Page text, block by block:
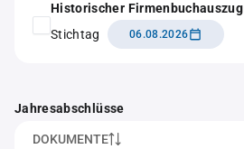
Historischer Firmenbuchauszug
Stichtag
06.08.2026
Jahresabschlüsse
DOKUMENTE